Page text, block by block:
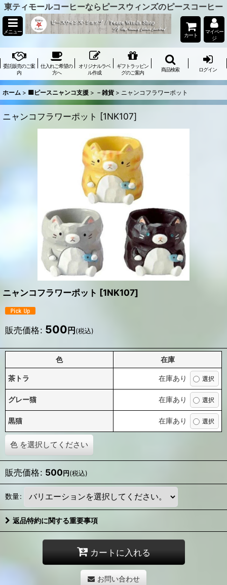
東ティモールコーヒーならピースウィンズのピースコーヒー
メニュー
カート
マイペー
ジ
委託販売のご案
内
仕入れご希望の
方へ
オリジナルラベ
ル作成
ギフトラッピン
グのご案内
商品検索 ログイン
ホーム > 🟨ピースニャンコ支援 > －雑貨 > ニャンコフラワーポット
ニャンコフラワーポット [1NK107]
ニャンコフラワーポット [1NK107]
販売価格: 500 円 (税込)
色 在庫
茶トラ 在庫あり
グレー猫 在庫あり
黒猫 在庫あり
色 を選択してください
販売価格: 500円(税込)
数量:
返品特約に関する重要事項
カートに入れる
お問い合わせ